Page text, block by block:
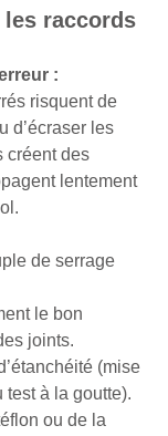
raccords
:
risquent de
d’écraser les
créent des
lentement
de serrage
le bon
joints.
(mise
test à la goutte).
ou de la